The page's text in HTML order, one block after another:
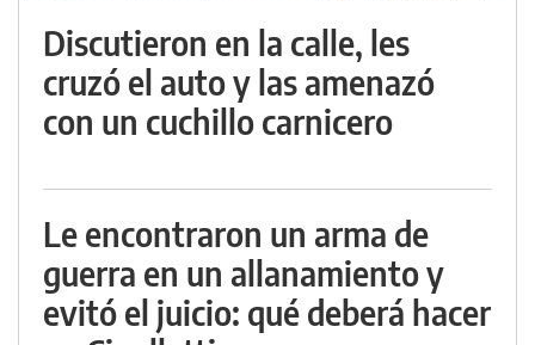
Discutieron en la calle, les
cruzó el auto y las amenazó
con un cuchillo carnicero
Le encontraron un arma de
guerra en un allanamiento y
evitó el juicio: qué deberá hacer